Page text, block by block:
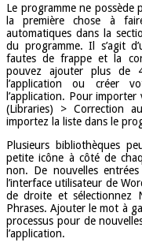
Le programme ne possède
la première chose à
automatiques dans la
du programme. Il s’agit
fautes de frappe et la
pouvez ajouter plus de
l’application ou créer
l’application. Pour
(Libraries) > Correction
importez la liste dans le
Plusieurs bibliothèques
petite icône à côté de
non. De nouvelles
l’interface utilisateur de
de droite et sélectionnez
Phrases. Ajouter le mot à
processus pour de
l’application.